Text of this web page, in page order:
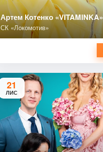
Артем Котенко «VITAMINKA»
СК «Локомотив»
21
ЛИС